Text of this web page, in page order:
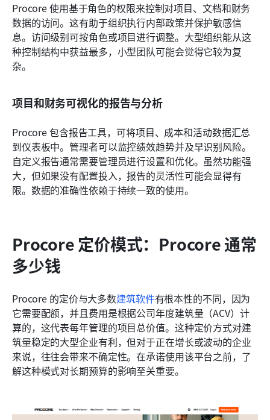
Procore 使用基于角色的权限来控制对项目、文档和财务
数据的访问。这有助于组织执行内部政策并保护敏感信
息。访问级别可按角色或项目进行调整。大型组织能从这
种控制结构中获益最多，小型团队可能会觉得它较为复
杂。
项目和财务可视化的报告与分析
Procore 包含报告工具，可将项目、成本和活动数据汇总
到仪表板中。管理者可以监控绩效趋势并及早识别风险。
自定义报告通常需要管理员进行设置和优化。虽然功能强
大，但如果没有配置投入，报告的灵活性可能会显得有
限。数据的准确性依赖于持续一致的使用。
Procore 定价模式：Procore 通常
多少钱
Procore 的定价与大多数建筑软件有根本性的不同，因为
它需要配额，并且费用是根据公司年度建筑量（ACV）计
算的，这代表每年管理的项目总价值。这种定价方式对建
筑量稳定的大型企业有利，但对于正在增长或波动的企业
来说，往往会带来不确定性。在承诺使用该平台之前，了
解这种模式对长期预算的影响至关重要。